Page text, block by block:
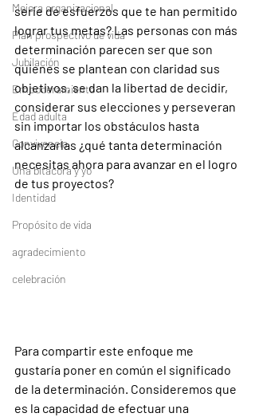
Mejora organizacional
Plan prospectivo de vida
Jubilación
Empoderamiento
Edad adulta
Convivencia
Una bitácora y yo
Identidad
Propósito de vida
agradecimiento
celebración
serie de esfuerzos que te han permitido
lograr tus metas? Las personas con más
determinación parecen ser que son
quienes se plantean con claridad sus
objetivos, se dan la libertad de decidir,
considerar sus elecciones y perseveran
sin importar los obstáculos hasta
alcanzarlas ¿qué tanta determinación
necesitas ahora para avanzar en el logro
de tus proyectos?
Para compartir este enfoque me
gustaría poner en común el significado
de la determinación. Consideremos que
es la capacidad de efectuar una